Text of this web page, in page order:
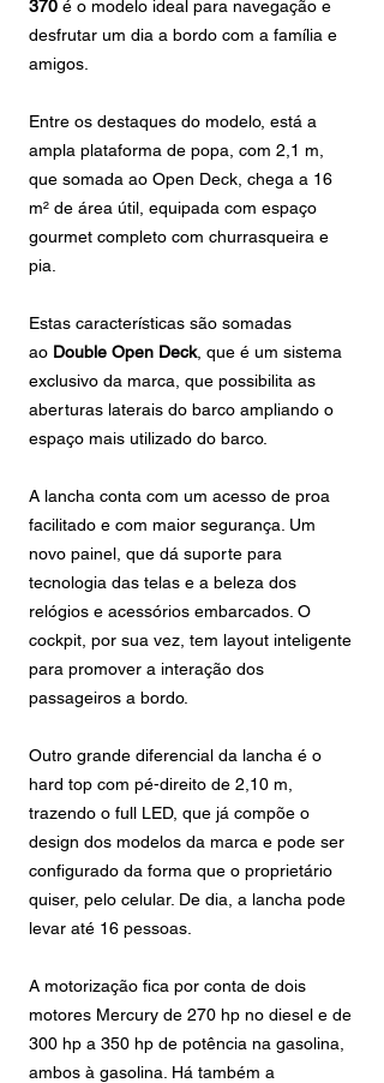
370 é o modelo ideal para navegação e
desfrutar um dia a bordo com a família e
amigos.
Entre os destaques do modelo, está a
ampla plataforma de popa, com 2,1 m,
que somada ao Open Deck, chega a 16
m² de área útil, equipada com espaço
gourmet completo com churrasqueira e
pia.
Estas características são somadas
ao Double Open Deck, que é um sistema
exclusivo da marca, que possibilita as
aberturas laterais do barco ampliando o
espaço mais utilizado do barco.
A lancha conta com um acesso de proa
facilitado e com maior segurança. Um
novo painel, que dá suporte para
tecnologia das telas e a beleza dos
relógios e acessórios embarcados. O
cockpit, por sua vez, tem layout inteligente
para promover a interação dos
passageiros a bordo.
Outro grande diferencial da lancha é o
hard top com pé-direito de 2,10 m,
trazendo o full LED, que já compõe o
design dos modelos da marca e pode ser
configurado da forma que o proprietário
quiser, pelo celular. De dia, a lancha pode
levar até 16 pessoas.
A motorização fica por conta de dois
motores Mercury de 270 hp no diesel e de
300 hp a 350 hp de potência na gasolina,
ambos à gasolina. Há também a